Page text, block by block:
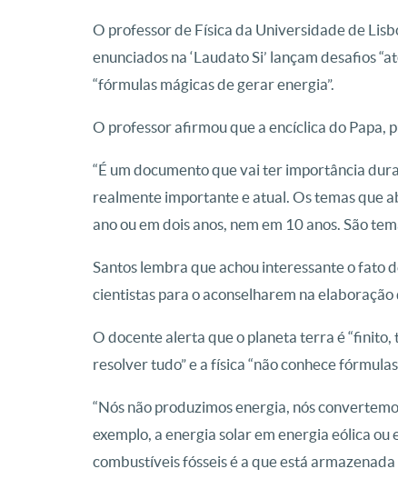
O professor de Física da Universidade de
enunciados na ‘Laudato Si’ lançam desafios
“fórmulas mágicas de gerar energia”.
O professor afirmou que a encíclica do Papa,
“É um documento que vai ter importância
realmente importante e atual. Os temas que
ano ou em dois anos, nem em 10 anos. São
Santos lembra que achou interessante o fato
cientistas para o aconselharem na elaboração
O docente alerta que o planeta terra é “finito,
resolver tudo” e a física “não conhece
“Nós não produzimos energia, nós
exemplo, a energia solar em energia eólica
combustíveis fósseis é a que está